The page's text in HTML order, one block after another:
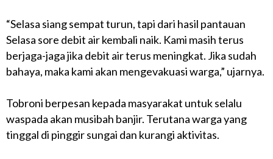
“Selasa siang sempat turun, tapi dari hasil pantauan
Selasa sore debit air kembali naik. Kami masih terus
berjaga-jaga jika debit air terus meningkat. Jika sudah
bahaya, maka kami akan mengevakuasi warga,” ujarnya.
Tobroni berpesan kepada masyarakat untuk selalu
waspada akan musibah banjir. Terutana warga yang
tinggal di pinggir sungai dan kurangi aktivitas.